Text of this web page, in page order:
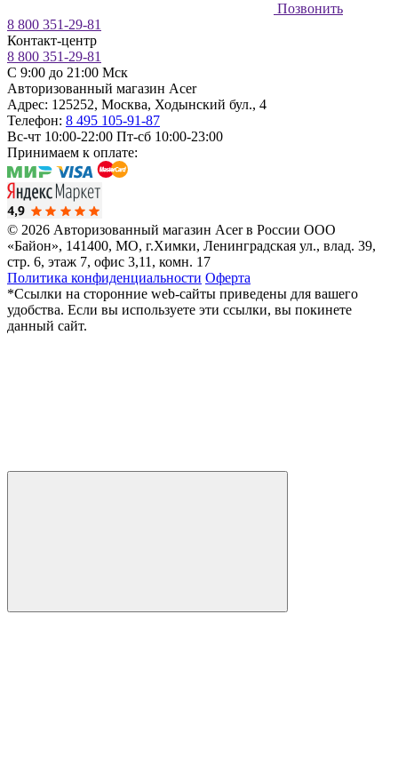
Позвонить
8 800 351-29-81
Контакт-центр
8 800 351-29-81
C 9:00 до 21:00 Мск
Авторизованный магазин Acer
Адрес: 125252, Москва, Ходынский бул., 4
Телефон: 8 495 105-91-87
Вс-чт 10:00-22:00 Пт-сб 10:00-23:00
Принимаем к оплате:
© 2026 Авторизованный магазин Acer в России ООО
«Байон», 141400, МО, г.Химки, Ленинградская ул., влад. 39,
стр. 6, этаж 7, офис 3,11, комн. 17
Политика конфиденциальности Оферта
*Ссылки на сторонние web-сайты приведены для вашего
удобства. Если вы используете эти ссылки, вы покинете
данный сайт.